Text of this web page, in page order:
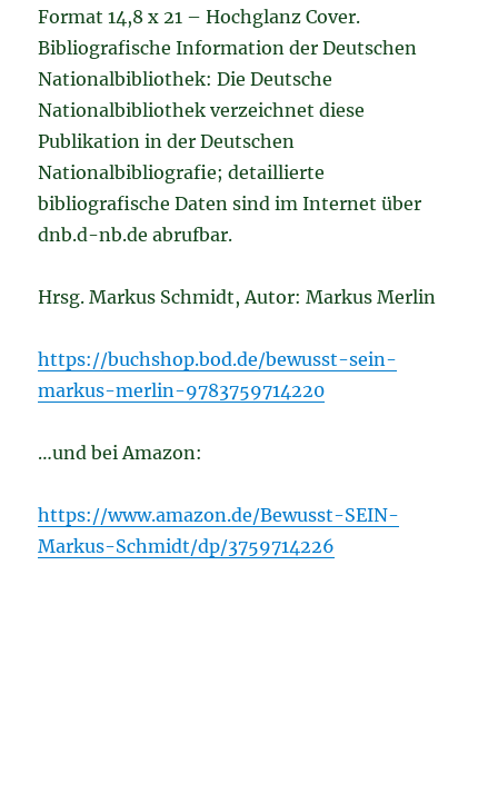
Format 14,8 x 21 – Hochglanz Cover.
Bibliografische Information der Deutschen
Nationalbibliothek: Die Deutsche
Nationalbibliothek verzeichnet diese
Publikation in der Deutschen
Nationalbibliografie; detaillierte
bibliografische Daten sind im Internet über
dnb.d-nb.de abrufbar.
Hrsg. Markus Schmidt, Autor: Markus Merlin
https://buchshop.bod.de/bewusst-sein-
markus-merlin-9783759714220
…und bei Amazon:
https://www.amazon.de/Bewusst-SEIN-
Markus-Schmidt/dp/3759714226